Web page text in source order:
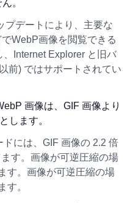
。
プデートにより、主要な
WebP画像を閲覧できる
Internet Explorer と旧バ
前) ではサポートされてい
画像は、GIF 画像より
します。
には、GIF 画像の 2.2 倍
す。画像が可逆圧縮の場
す。画像が可逆圧縮の場
す。